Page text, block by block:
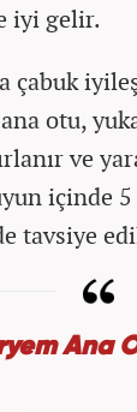
iyi gelir.
çabuk
otu,
ve
içinde
tavsiye
Ana